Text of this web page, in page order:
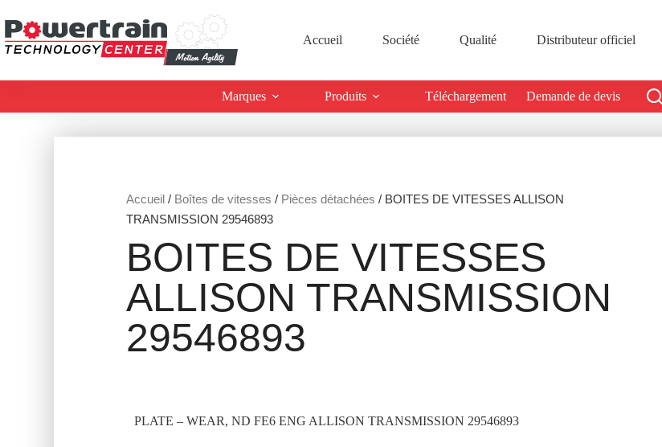
Accueil Société Qualité Distributeur officiel
Marques Produits Téléchargement Demande de devis
Accueil / Boîtes de vitesses / Pièces détachées / BOITES DE VITESSES ALLISON
TRANSMISSION 29546893
BOITES DE VITESSES
ALLISON TRANSMISSION
29546893
PLATE – WEAR, ND FE6 ENG ALLISON TRANSMISSION 29546893